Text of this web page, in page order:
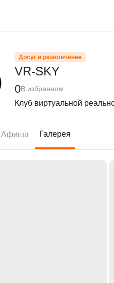
Досуг и развлечение
VR-SKY
0В избранном
Клуб виртуальной
Афиша Галерея